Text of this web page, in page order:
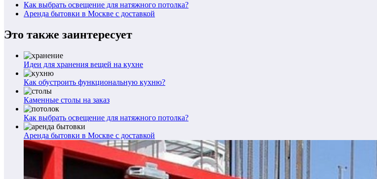
Как выбрать освещение для натяжного потолка?
Аренда бытовки в Москве с доставкой
Это также заинтересует
Идеи для хранения вещей на кухне
Как обустроить функциональную кухню?
Каменные столы на заказ
Как выбрать освещение для натяжного потолка?
Аренда бытовки в Москве с доставкой